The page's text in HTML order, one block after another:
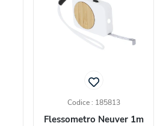
Codice : 185813
Flessometro Neuver 1m